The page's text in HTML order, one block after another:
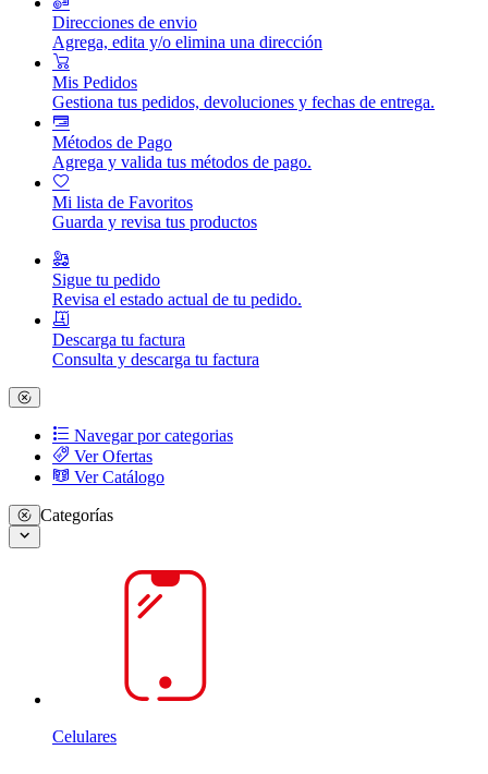
Direcciones de envio
Agrega, edita y/o elimina una dirección
Mis Pedidos
Gestiona tus pedidos, devoluciones y fechas de entrega.
Métodos de Pago
Agrega y valida tus métodos de pago.
Mi lista de Favoritos
Guarda y revisa tus productos
Sigue tu pedido
Revisa el estado actual de tu pedido.
Descarga tu factura
Consulta y descarga tu factura
Navegar por categorias
Ver Ofertas
Ver Catálogo
Categorías
Celulares